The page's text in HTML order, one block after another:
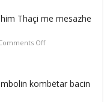
Thaçi me mesazhe
Off
kombëtar bacin